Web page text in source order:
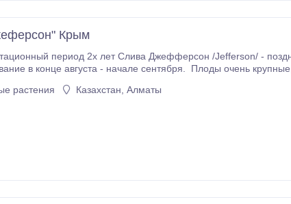
Крым
августа - начале сентября. Плоды очень крупные, массой 50-60 г и более. Элипсовидной
растения Казахстан, Алматы